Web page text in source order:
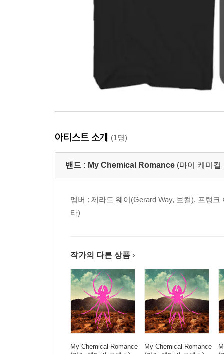
아티스트 소개 (1명)
밴드 : My Chemical Romance (마이 케미컬
멤버 : 제라드 웨이(Gerard Way, 보컬), 프랭
타)
작가의 다른 상품
My Chemical Romance
My Chemical Romance